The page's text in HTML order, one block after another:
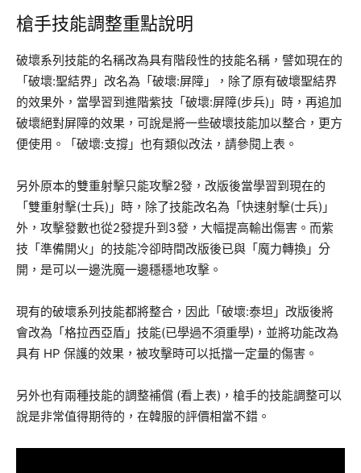
槍手技能調整重點說明
破壞系列技能的名稱改為具有階段性的技能名稱，譬如現在的
「破壞:聖結界」改名為「破壞:屏障」，除了原有破壞聖結界
的效果外，當學習到進階紫技「破壞:屏障(步兵)」時，再追加
破壞絕對屏障的效果，可說是將一些破壞技能加以整合，更方
便使用。「破壞:支撐」也有類似改法，請參閱上表。
另外原本的雙重射擊只能攻擊2發，改版後當學習到現在的
「雙重射擊(士兵)」時，除了技能改名為「快速射擊(士兵)」
外，攻擊發數也從2發提升到3發，大幅提高輸出傷害。而紫
技「準備開火」的技能冷卻時間改版後已與「魔力轉換」分
開，是可以一邊洗魔一邊穩穩地攻擊。
現有的破壞系列技能都將整合，因此「破壞:泰坦」改版後將
會改為「格拉西亞盾」技能(已學過不須重學)，並將功能改為
具有 HP 保護的效果，被攻擊時可以抵擋一定量的傷害。
另外也有兩種技能的調整補償 (看上表)，槍手的技能調整可以
說是非常值得期待的，在韓服的評價相當不錯。